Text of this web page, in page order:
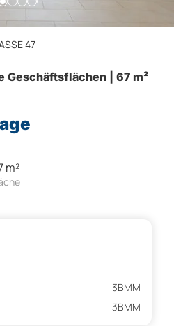
47
Geschäftsflächen | 67 m²
m²
3BMM
3BMM